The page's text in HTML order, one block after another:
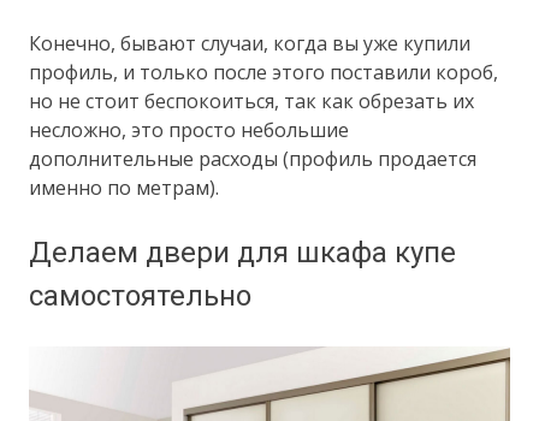
Конечно, бывают случаи, когда вы уже купили
профиль, и только после этого поставили короб,
но не стоит беспокоиться, так как обрезать их
несложно, это просто небольшие
дополнительные расходы (профиль продается
именно по метрам).
Делаем двери для шкафа купе
самостоятельно